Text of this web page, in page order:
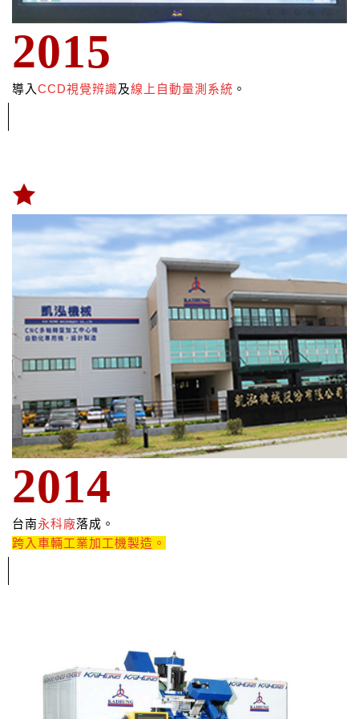
2015
導入 CCD視覺辨識及線上自動量測系統 。
2014
台南永科廠落成。
跨入車輛工業加工機製造。